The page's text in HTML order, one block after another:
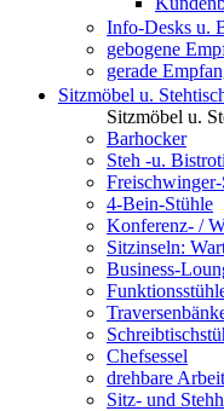
Info-Desks u.
gebogene
gerade
Sitzmöbel u.
Sitzmöbel u.
Barhocker
Steh -u.
4-Bein-Stühle
Konferenz- /
Sitzinseln:
Business-
Chefsessel
drehbare
Sitz- und